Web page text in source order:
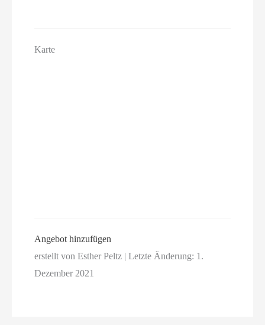
Karte
Angebot hinzufügen
erstellt von Esther Peltz | Letzte Änderung: 1.
Dezember 2021